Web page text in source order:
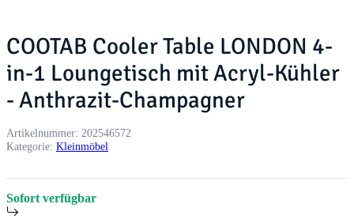
COOTAB Cooler Table LONDON 4-
in-1 Loungetisch mit Acryl-Kühler
- Anthrazit-Champagner
Artikelnummer: 202546572
Kategorie: Kleinmöbel
Sofort verfügbar